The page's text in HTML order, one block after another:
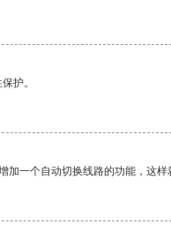
护。
一个自动切换线路的功能，这